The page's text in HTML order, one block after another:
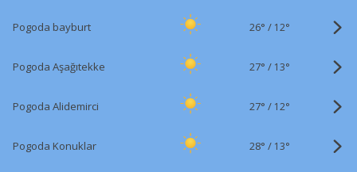
Pogoda bayburt 26° / 12°
Pogoda Aşağıtekke 27° / 13°
Pogoda Alidemirci 27° / 12°
Pogoda Konuklar 28° / 13°